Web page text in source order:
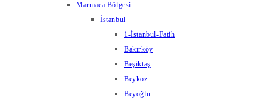
Marmaea Bölgesi
İstanbul
1-İstanbul-Fatih
Bakırköy
Beşiktaş
Beykoz
Beyoğlu